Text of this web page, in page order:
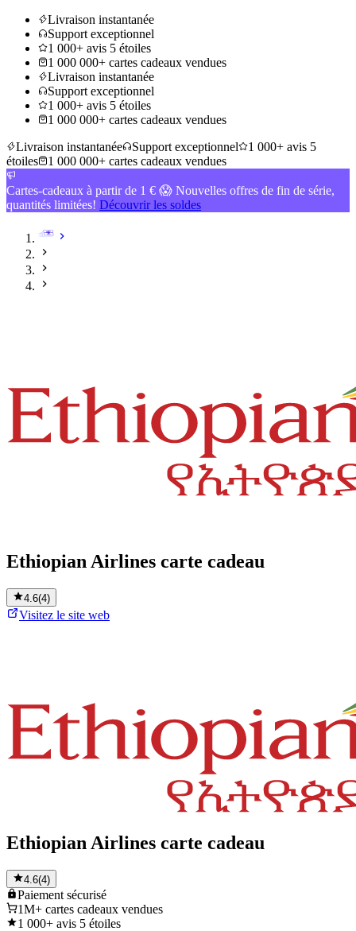
Livraison instantanée
Support exceptionnel
1 000+ avis 5 étoiles
1 000 000+ cartes cadeaux vendues
Livraison instantanée
Support exceptionnel
1 000+ avis 5 étoiles
1 000 000+ cartes cadeaux vendues
Livraison instantanée
Support exceptionnel
1 000+ avis 5
étoiles
1 000 000+ cartes cadeaux vendues
Cartes-cadeaux à partir de 1 € 😱 Nouvelles offres de fin de série,
quantités limitées! Découvrir les soldes
Ethiopian Airlines carte cadeau
4.6(4)
Visitez le site web
Ethiopian Airlines carte cadeau
4.6(4)
Paiement sécurisé
1M+ cartes cadeaux vendues
1 000+ avis 5 étoiles